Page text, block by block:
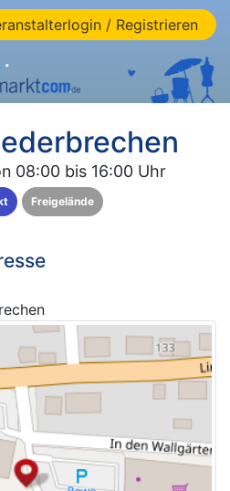
/ Registrieren
08:00 bis 16:00 Uhr
Freigelände